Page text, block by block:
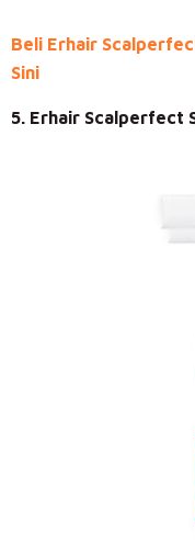
Beli Erhair
Sini
5. Erhair Scalperfect